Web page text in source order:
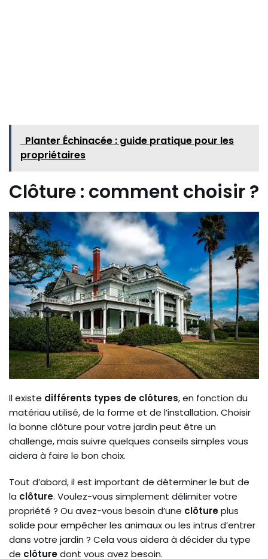
Planter Échinacée : guide pratique pour les
propriétaires
Clôture : comment choisir ?
Il existe différents types de clôtures, en fonction du
matériau utilisé, de la forme et de l’installation. Choisir
la bonne clôture pour votre jardin peut être un
challenge, mais suivre quelques conseils simples vous
aidera à faire le bon choix.
Tout d’abord, il est important de déterminer le but de
la clôture. Voulez-vous simplement délimiter votre
propriété ? Ou avez-vous besoin d’une clôtureplus
solide pour empêcher les animaux ou les intrus d’entrer
dans votre jardin ? Cela vous aidera à décider du type
de clôturedont vous avez besoin.